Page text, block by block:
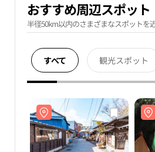
おすすめ周辺スポット
半径50km以内のさまざまなスポットを
すべて 観光スポット